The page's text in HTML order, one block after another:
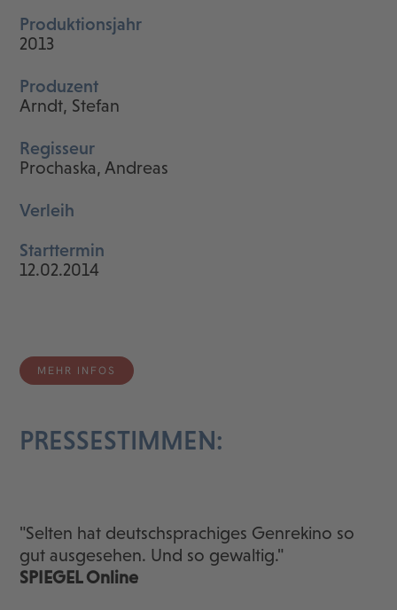
Produktionsjahr
2013
Produzent
Arndt, Stefan
Regisseur
Prochaska, Andreas
Verleih
Starttermin
12.02.2014
MEHR INFOS
PRESSESTIMMEN:
"Selten hat deutschsprachiges Genrekino so
gut ausgesehen. Und so gewaltig."
SPIEGEL Online